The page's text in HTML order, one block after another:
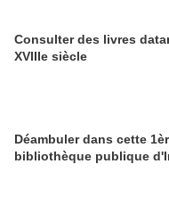
Consulter des livres
XVIIIe siècle
Déambuler dans cette
bibliothèque publique